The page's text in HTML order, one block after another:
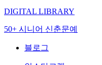
DIGITAL LIBRARY
50+ 시니어 신춘문예
블로그